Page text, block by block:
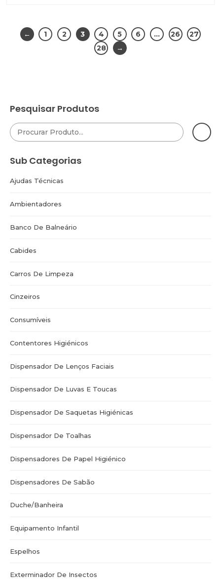
← 1 2 3 4 5 6 … 26
27
28
→
Pesquisar Produtos
Sub Categorias
Ajudas Técnicas
Ambientadores
Banco De Balneário
Cabides
Carros De Limpeza
Cinzeiros
Consumíveis
Contentores Higiénicos
Dispensador De Lenços Faciais
Dispensador De Luvas E Toucas
Dispensador De Saquetas Higiénicas
Dispensador De Toalhas
Dispensadores De Papel Higiénico
Dispensadores De Sabão
Duche/Banheira
Equipamento Infantil
Espelhos
Exterminador De Insectos